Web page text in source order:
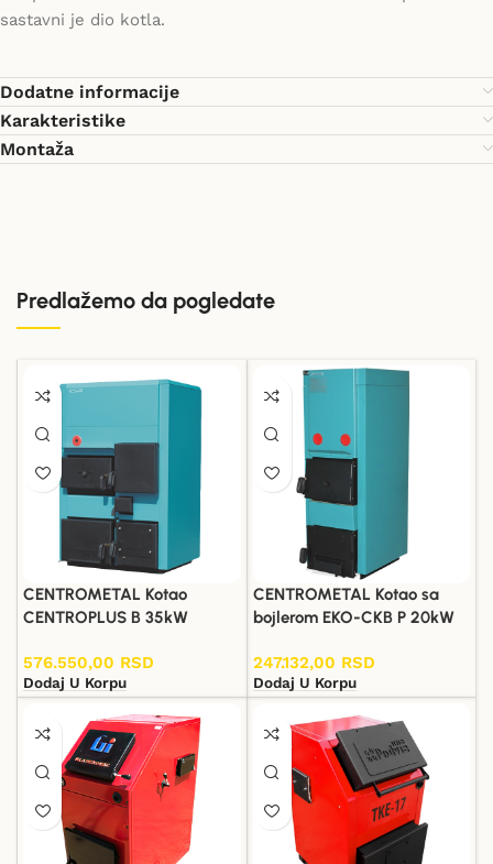
sastavni je dio kotla.
Dodatne informacije
Karakteristike
Montaža
Predlažemo da pogledate
CENTROMETAL Kotao
CENTROPLUS B 35kW
576.550,00 RSD
Dodaj U Korpu
CENTROMETAL Kotao sa
bojlerom EKO-CKB P 20kW
247.132,00 RSD
Dodaj U Korpu